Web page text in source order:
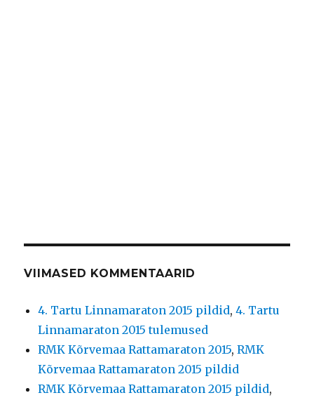
VIIMASED KOMMENTAARID
4. Tartu Linnamaraton 2015 pildid,4. Tartu
Linnamaraton 2015 tulemused
RMK Kõrvemaa Rattamaraton 2015,RMK
Kõrvemaa Rattamaraton 2015 pildid
RMK Kõrvemaa Rattamaraton 2015 pildid,